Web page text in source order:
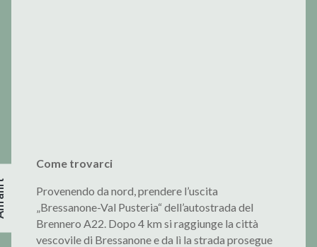
Come trovarci
Provenendo da nord, prendere l’uscita
„Bressanone-Val Pusteria“ dell’autostrada del
Brennero A22. Dopo 4 km si raggiunge la città
vescovile di Bressanone e da lì la strada prosegue